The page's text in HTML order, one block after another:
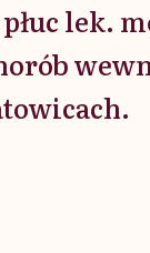
lek.